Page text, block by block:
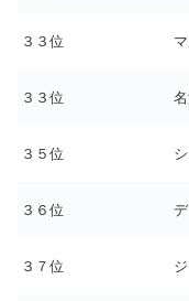
３３位
３３位
３５位
３６位
３７位